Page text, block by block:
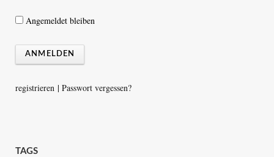
Angemeldet bleiben
registrieren | Passwort vergessen?
TAGS